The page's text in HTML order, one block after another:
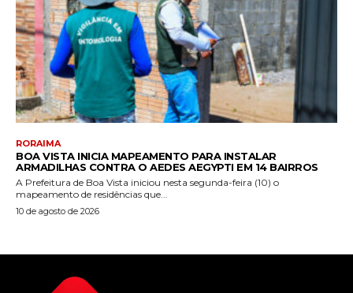
RORAIMA
BOA VISTA INICIA MAPEAMENTO PARA INSTALAR
ARMADILHAS CONTRA O AEDES AEGYPTI EM 14 BAIRROS
A Prefeitura de Boa Vista iniciou nesta segunda-feira (10) o
mapeamento de residências que...
10 de agosto de 2026